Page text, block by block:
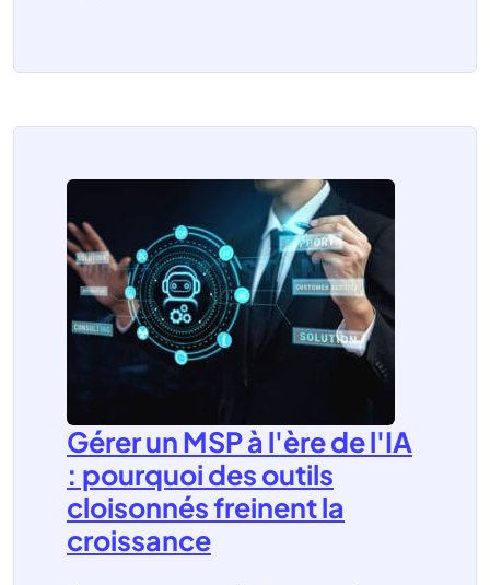
Gérer un MSP à l'ère de l'IA
: pourquoi des outils
cloisonnés freinent la
croissance